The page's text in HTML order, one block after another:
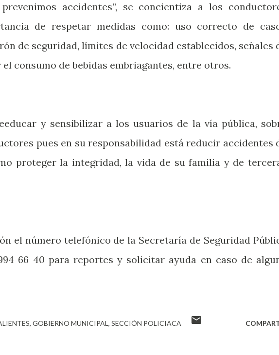
prevenimos accidentes”, se concientiza a los
de respetar medidas como: uso correcto de
de seguridad, límites de velocidad establecidos, señales
consumo de bebidas embriagantes, entre otros.
y sensibilizar a los usuarios de la vía pública,
pues en su responsabilidad está reducir accidentes
proteger la integridad, la vida de su familia y de
el número telefónico de la Secretaría de Seguridad
66 40 para reportes y solicitar ayuda en caso de
GOBIERNO MUNICIPAL SECCIÓN POLICIACA